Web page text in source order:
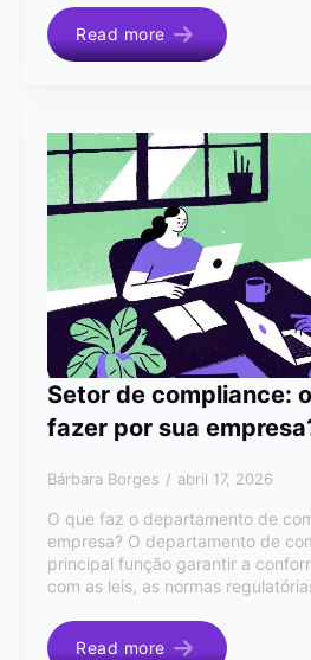
Read more
Setor de compliance:
fazer por sua
Bárbara Borges abril 17, 2026
O que faz o departamento de
empresa? O departamento de
principal função garantir a
com as leis, as normas
Read more